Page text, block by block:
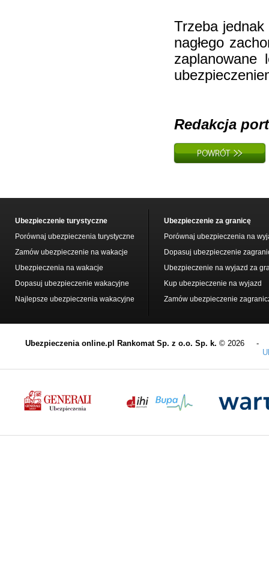
Trzeba jednak
nagłego
zaplanowane
Redakcja
Ubezpieczenie turystyczne
Porównaj ubezpieczenia turystyczne
Zamów ubezpieczenie na wakacje
Ubezpieczenia na wakacje
Dopasuj ubezpieczenie wakacyjne
Najlepsze ubezpieczenia wakacyjne
Ubezpieczenie za granicę
Porównaj ubezpieczenia na
Dopasuj ubezpieczenie
Ubezpieczenie na wyjazd za
Kup ubezpieczenie na wyjazd
Zamów ubezpieczenie
Ubezpieczenia online.pl Rankomat Sp. z o.o. Sp. k. © 2026